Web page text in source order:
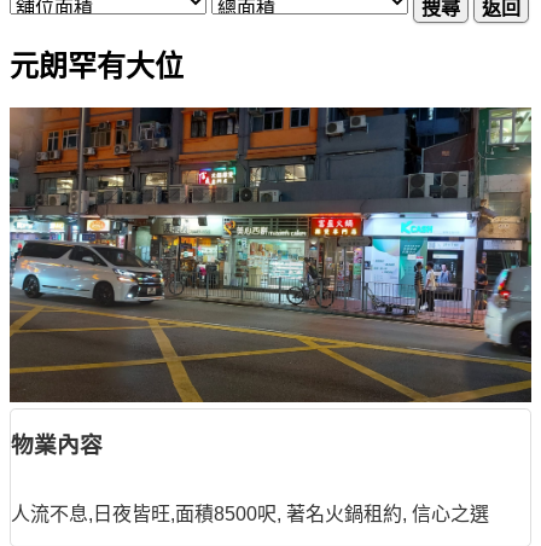
搜尋 返回
元朗罕有大位
物業內容
人流不息,日夜皆旺,面積8500呎, 著名火鍋租約, 信心之選